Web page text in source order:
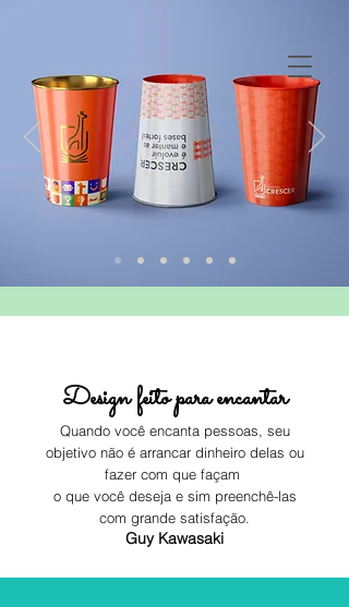
Design feito para encantar
Quando você encanta pessoas, seu
objetivo não é arrancar dinheiro delas ou
fazer com que façam
o que você deseja e sim preenchê-las
com grande satisfação.
Guy Kawasaki